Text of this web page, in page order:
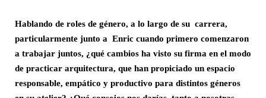
Hablando de roles de género, a lo largo de su carrera,
particularmente junto a Enric cuando primero comenzaron
a trabajar juntos, ¿qué cambios ha visto su firma en el modo
de practicar arquitectura, que han propiciado un espacio
responsable, empático y productivo para distintos géneros